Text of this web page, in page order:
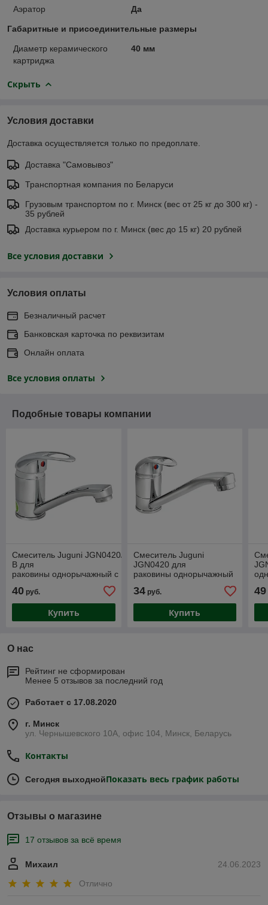
Аэратор Да
Габаритные и присоединительные размеры
Диаметр керамического
картриджа
40 мм
Скрыть
Условия доставки
Доставка осуществляется только по предоплате.
Доставка "Самовывоз"
Транспортная компания по Беларуси
Грузовым транспортом по г. Минск (вес от 25 кг до 300 кг) -
35 рублей
Доставка курьером по г. Минск (вес до 15 кг) 20 рублей
Все условия доставки
Условия оплаты
Безналичный расчет
Банковская карточка по реквизитам
Онлайн оплата
Все условия оплаты
Подобные товары компании
Смеситель Juguni JGN0420/
В для
раковины однорычажный с
0402.611
40 руб.
Купить
Смеситель Juguni
JGN0420 для
раковины однорычажный
0402.610
34руб.
Купить
49
О нас
Рейтинг не сформирован
Менее 5 отзывов за последний год
Работает с 17.08.2020
г. Минск
ул. Чернышевского 10А, офис 104, Минск, Беларусь
Контакты
Сегодня выходнойПоказать весь график работы
Отзывы о магазине
17 отзывов за всё время
24.06.2023
Михаил
Отлично